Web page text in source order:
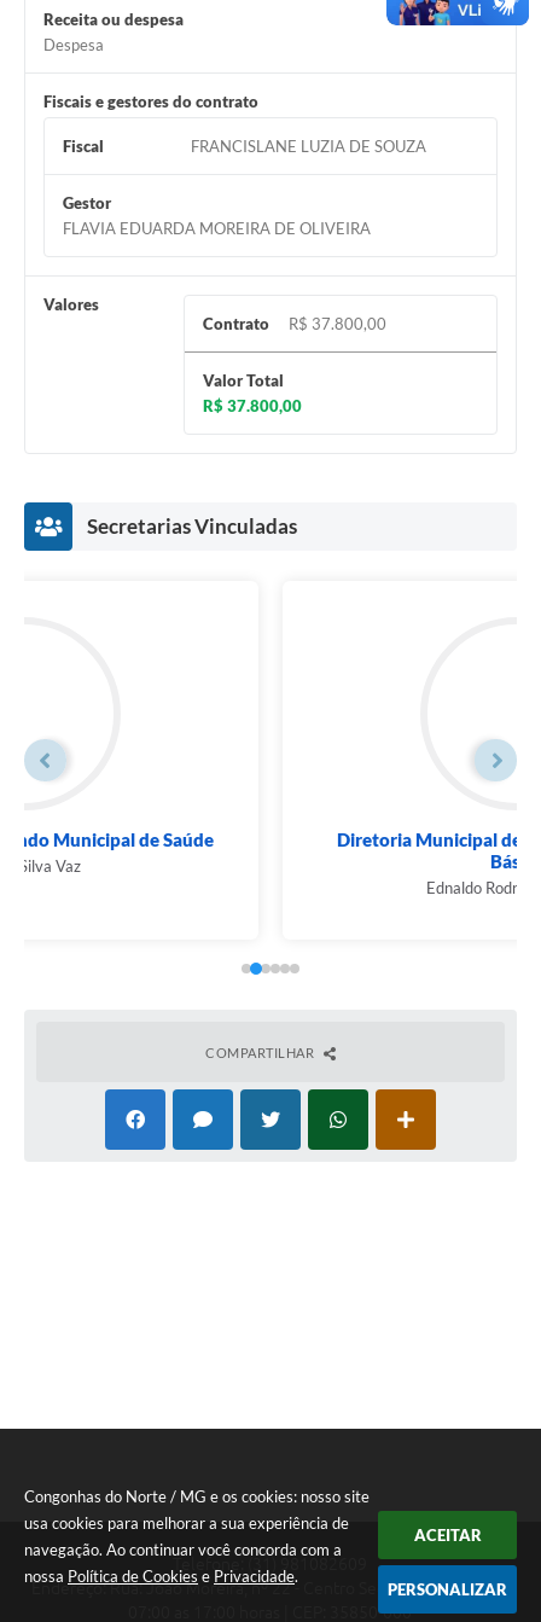
Congonhas do Norte / MG e os cookies: nosso site
usa cookies para melhorar a sua experiência de
navegação. Ao continuar você concorda com a
nossa Política de Cookies e Privacidade.
ACEITAR
PERSONALIZAR
Receita ou despesa
Despesa
Fiscais e gestores do contrato
Fiscal FRANCISLANE LUZIA DE SOUZA
Gestor
FLAVIA EDUARDA MOREIRA DE OLIVEIRA
Valores
Contrato
R$ 37.800,00
Valor Total
R$ 37.800,00
Secretarias Vinculadas
Diretoria Municipal de Obras e Saneamento
COMPARTILHAR
Endereço: Rua: João Moreira, nº 22 - Centro Segunda a Sexta das
07:00 as 17:00 horas | CEP: 35850-000